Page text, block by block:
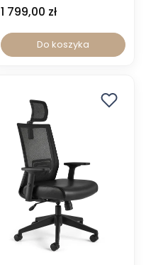
1 799,00 zł
Do koszyka